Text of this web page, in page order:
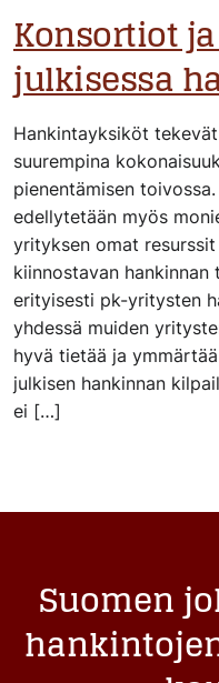
Konsortiot
julkisessa
Hankintayksiköt
suurempina
pienentämisen
edellytetään myös
yrityksen omat
kiinnostavan
erityisesti pk-yritysten
yhdessä muiden
hyvä tietää ja
julkisen hankinnan
ei […]
Suomen